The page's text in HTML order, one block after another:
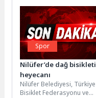
Spor
Nilüfer’de dağ bisikleti
heyecanı
Nilüfer Belediyesi, Türkiye
Bisiklet Federasyonu ve